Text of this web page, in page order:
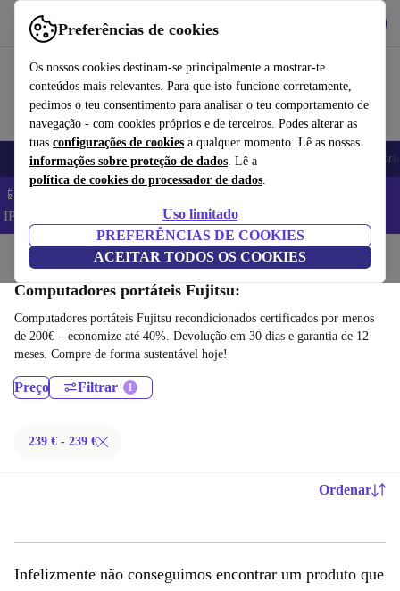
Preferências de cookies
Os nossos cookies destinam-se principalmente a mostrar-te
conteúdos mais relevantes. Para que isto funcione corretamente,
pedimos o teu consentimento para analisar o teu comportamento de
navegação - com cookies próprios e de terceiros. Podes alterar as
tuas configurações de cookies a qualquer momento. Lê as nossas
informações sobre proteção de dados. Lê a
política de cookies do processador de dados.
Uso limitado
PREFERÊNCIAS DE COOKIES
ACEITAR TODOS OS COOKIES
Use o refurbed de forma rápida e fácil
Telemóveis Computadores Portáteis Tablets
📱 Poupa 5% EXTRA em todos os iPhones – Código:
IPHONEDEAL –
Início Computadores portáteis
Computadores portáteis Fujitsu:
Computadores portáteis Fujitsu recondicionados certificados por menos
de 200€ – economize até 40%. Devolução em 30 dias e garantia de 12
meses. Compre de forma sustentável hoje!
Preço Filtrar
239 € - 239 €
Ordenar
Infelizmente não conseguimos encontrar um produto que